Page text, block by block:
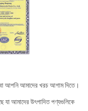
আপনি আমাদের খরচ আগাম দিতে।
যা আমাদের উৎপাদিত পণ্যগুলিকে